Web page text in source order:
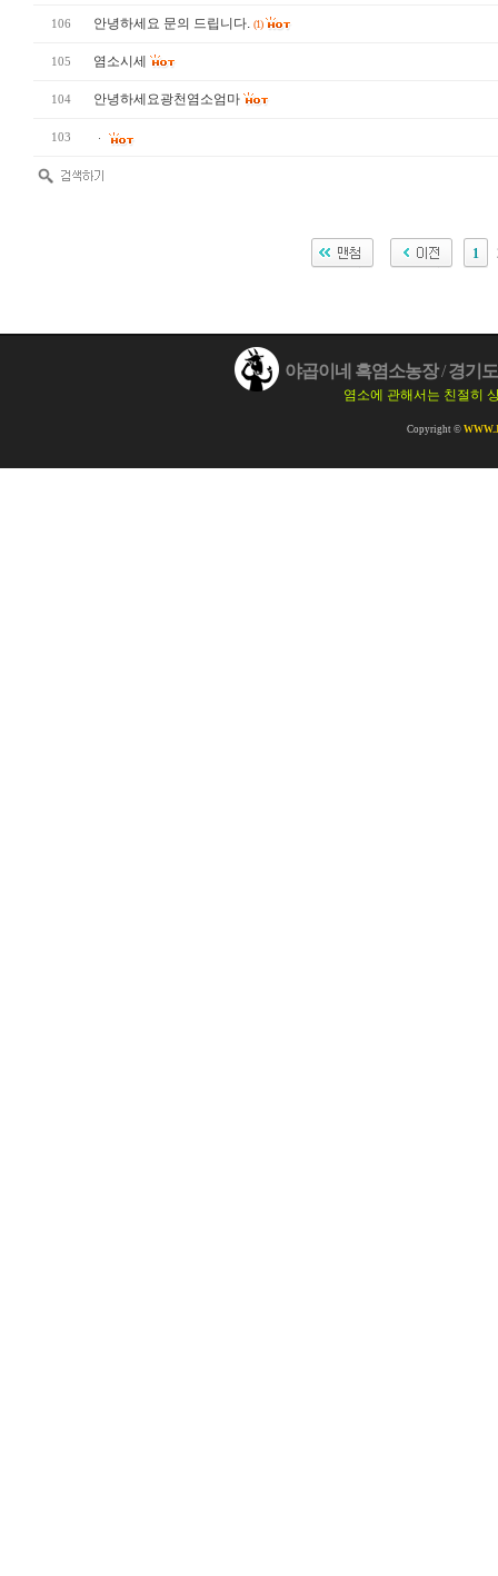
106 안녕하세요 문의 드립니다. (1)
105 염소시세
104 안녕하세요광천염소엄마
103 ᆞ
1
야곱이네 흑염소농장/경기
염소에 관해서는 친절히
Copyright ©